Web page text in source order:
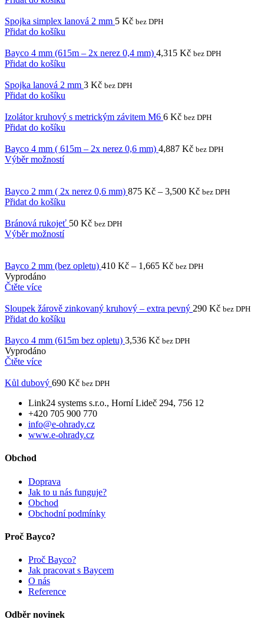
Spojka simplex lanová 2 mm 5 Kč bez DPH
Přidat do košíku
Bayco 4 mm (615m – 2x nerez 0,4 mm) 4,315 Kč bez DPH
Přidat do košíku
Spojka lanová 2 mm 3 Kč bez DPH
Přidat do košíku
Izolátor kruhový s metrickým závitem M6 6 Kč bez DPH
Přidat do košíku
Bayco 4 mm ( 615m – 2x nerez 0,6 mm) 4,887 Kč bez DPH
Výběr možností
Bayco 2 mm ( 2x nerez 0,6 mm) 875 Kč – 3,500 Kč bez DPH
Přidat do košíku
Bránová rukojeť 50 Kč bez DPH
Výběr možností
Bayco 2 mm (bez opletu) 410 Kč – 1,665 Kč bez DPH
Vyprodáno
Čtěte více
Sloupek žárově zinkovaný kruhový – extra pevný 290 Kč bez DPH
Přidat do košíku
Bayco 4 mm (615m bez opletu) 3,536 Kč bez DPH
Vyprodáno
Čtěte více
Kůl dubový 690 Kč bez DPH
Link24 systems s.r.o., Horní Lideč 294, 756 12
+420 705 900 770
info@e-ohrady.cz
www.e-ohrady.cz
Obchod
Doprava
Jak to u nás funguje?
Obchod
Obchodní podmínky
Proč Bayco?
Proč Bayco?
Jak pracovat s Baycem
O nás
Reference
Odběr novinek